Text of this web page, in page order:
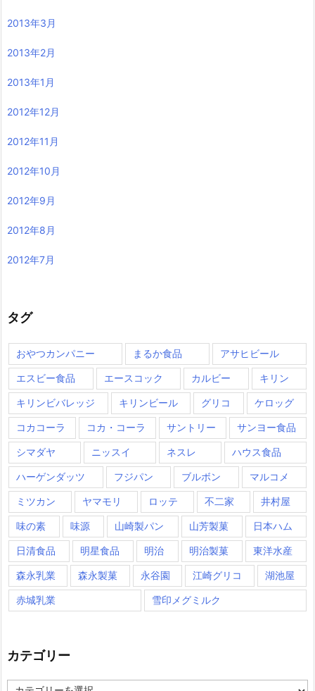
2013年3月
2013年2月
2013年1月
2012年12月
2012年11月
2012年10月
2012年9月
2012年8月
2012年7月
タグ
おやつカンパニー まるか食品 アサヒビール
エスビー食品 エースコック カルビー キリン
キリンビバレッジ キリンビール グリコ ケロッグ
コカコーラ コカ・コーラ サントリー サンヨー食品
シマダヤ ニッスイ ネスレ ハウス食品
ハーゲンダッツ フジパン ブルボン マルコメ
ミツカン ヤマモリ ロッテ 不二家 井村屋
味の素 味源 山崎製パン 山芳製菓 日本ハム
日清食品 明星食品 明治 明治製菓 東洋水産
森永乳業 森永製菓 永谷園 江崎グリコ 湖池屋
赤城乳業 雪印メグミルク
カテゴリー